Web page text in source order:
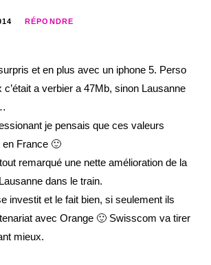
RÉPONDRE
et en plus avec un iphone 5. Perso
a verbier a 47Mb, sinon Lausanne
je pensais que ces valeurs
en France 🙂
remarqué une nette amélioration de la
dans le train.
investit et le fait bien, si seulement ils
avec Orange 🙂 Swisscom va tirer
mieux.